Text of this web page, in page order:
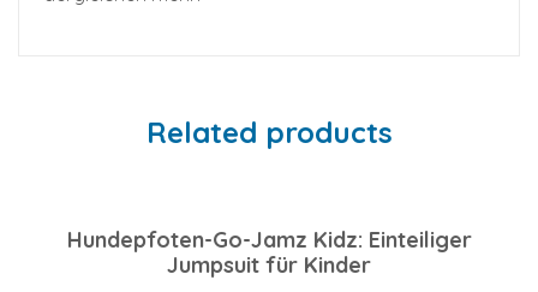
Related products
Hundepfoten-Go-Jamz Kidz: Einteiliger
Jumpsuit für Kinder